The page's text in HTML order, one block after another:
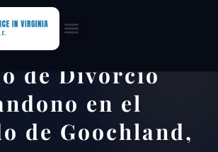
de Divorcio
en el
de Goochland,